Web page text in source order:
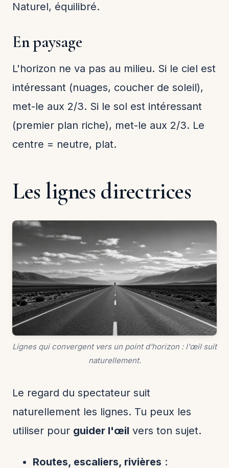
Naturel, équilibré.
En paysage
L'horizon ne va pas au milieu. Si le ciel est
intéressant (nuages, coucher de soleil),
met-le aux 2/3. Si le sol est intéressant
(premier plan riche), met-le aux 2/3. Le
centre = neutre, plat.
Les lignes directrices
Lignes qui convergent vers un point d'horizon : l'œil suit
naturellement.
Le regard du spectateur suit
naturellement les lignes. Tu peux les
utiliser pour guider l'œil vers ton sujet.
Routes, escaliers, rivières :